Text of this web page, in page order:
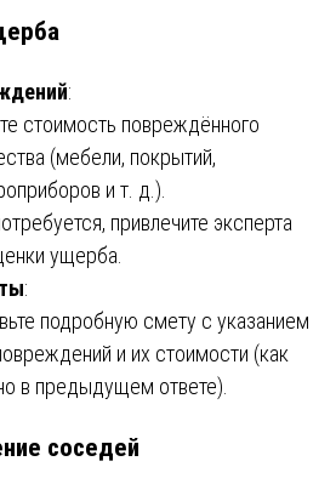
:
стоимость повреждённого
(мебели, покрытий,
и т. д.).
привлечите эксперта
ущерба.
:
подробную смету с указанием
и их стоимости (как
в предыдущем ответе).
соседей